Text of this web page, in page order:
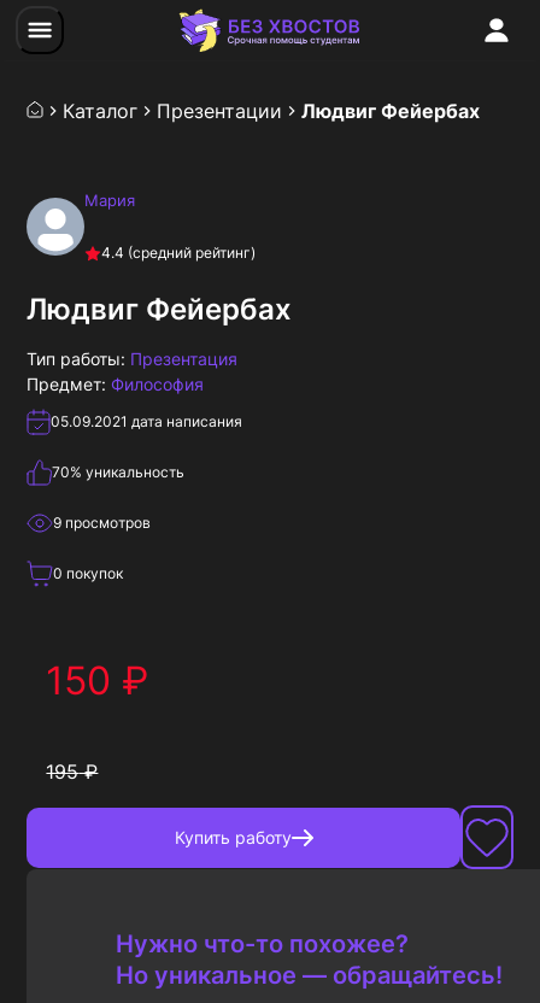
Каталог Презентации Людвиг Фейербах
Мария
4.4 (средний рейтинг)
Людвиг Фейербах
Тип работы: Презентация
Предмет: Философия
05.09.2021 дата написания
70% уникальность
9 просмотров
0 покупок
150 ₽
195₽
Купить работу
Нужно что-то похожее?
Но уникальное — обращайтесь!